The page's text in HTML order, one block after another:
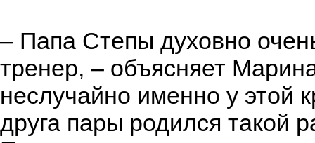
– Папа Степы духовно
тренер, – объясняет
неслучайно именно у этой
друга пары родился такой